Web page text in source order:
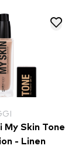
My Skin Tone
- Linen